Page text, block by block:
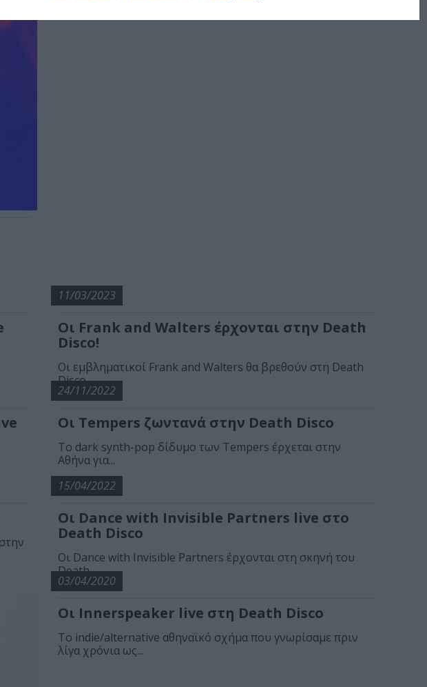
11/03/2023
Οι Frank and Walters έρχονται στην Death
Disco!
Οι εμβληματικοί Frank and Walters θα βρεθούν στη Death
Disco...
24/11/2022
Οι Tempers ζωντανά στην Death Disco
Το dark synth-pop δίδυμο των Tempers έρχεται στην
Αθήνα για...
15/04/2022
Oι Dance with Invisible Partners live στο
Death Disco
Oι Dance with Invisible Partners έρχονται στη σκηνή του
Death...
03/04/2020
Οι Innerspeaker live στη Death Disco
Το indie/alternative αθηναϊκό σχήμα που γνωρίσαμε πριν
λίγα χρόνια ως...